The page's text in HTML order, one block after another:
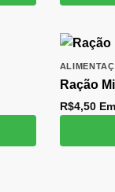
Ração
R$4,50